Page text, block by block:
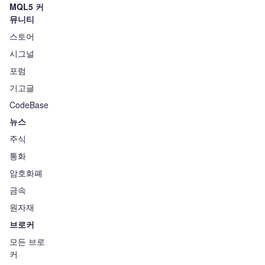
MQL5 커
뮤니티
스토어
시그널
포럼
기고글
CodeBase
뉴스
주식
통화
암호화폐
금속
원자재
브로커
모든 브로
커